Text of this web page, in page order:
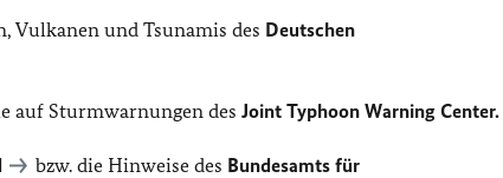
Vulkanen und Tsunamis des Deutschen
auf Sturmwarnungen desJoint Typhoon Warning Center.
bzw. die Hinweise des Bundesamts für